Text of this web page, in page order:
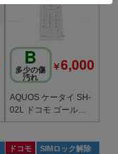
B
多少の傷
汚れ
￥6,000
AQUOS ケータイ SH-
02L ドコモ ゴールド c
20778
ドコモ
SIMロック解除